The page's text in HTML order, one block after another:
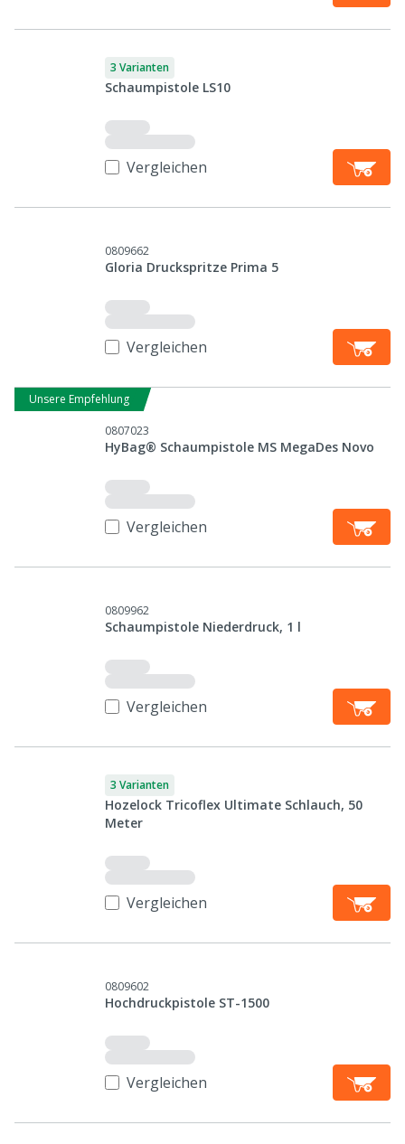
3 Varianten
Schaumpistole LS10
Vergleichen
0809662
Gloria Druckspritze Prima 5
Vergleichen
Unsere Empfehlung
0807023
HyBag® Schaumpistole MS MegaDes Novo
Vergleichen
0809962
Schaumpistole Niederdruck, 1 l
Vergleichen
3 Varianten
Hozelock Tricoflex Ultimate Schlauch, 50
Meter
Vergleichen
0809602
Hochdruckpistole ST-1500
Vergleichen